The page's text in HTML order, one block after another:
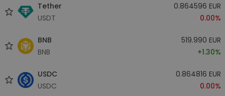
Tether
USDT
0.864596 EUR
0.00%
BNB
BNB
519.990 EUR
+1.30%
USDC
USDC
0.864816 EUR
0.00%